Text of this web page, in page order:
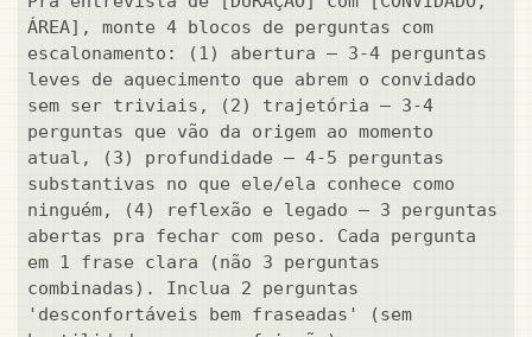
ÁREA], monte 4 blocos de perguntas com
escalonamento: (1) abertura — 3-4 perguntas
leves de aquecimento que abrem o convidado
sem ser triviais, (2) trajetória — 3-4
perguntas que vão da origem ao momento
atual, (3) profundidade — 4-5 perguntas
substantivas no que ele/ela conhece como
ninguém, (4) reflexão e legado — 3 perguntas
abertas pra fechar com peso. Cada pergunta
em 1 frase clara (não 3 perguntas
combinadas). Inclua 2 perguntas
'desconfortáveis bem fraseadas' (sem